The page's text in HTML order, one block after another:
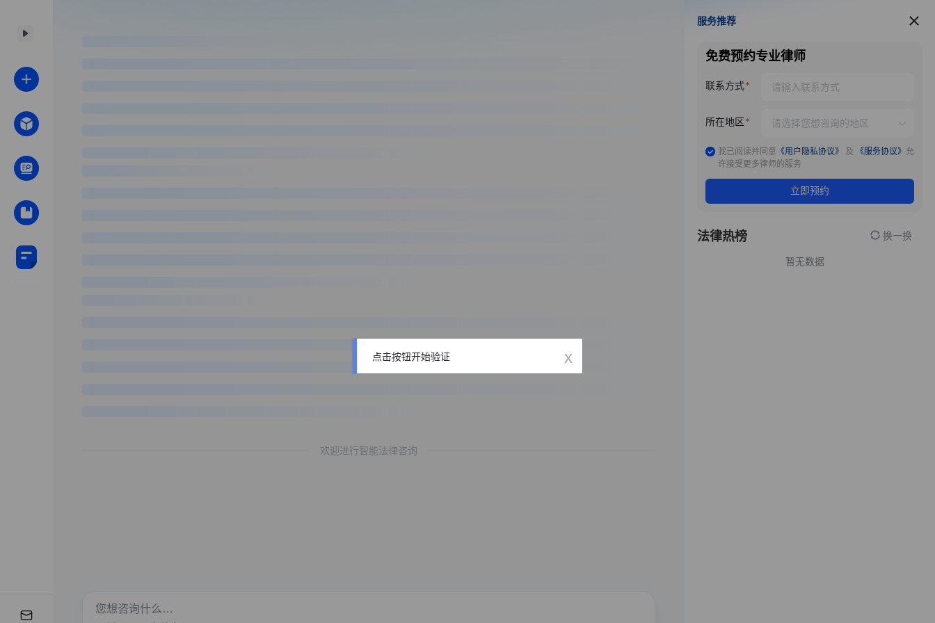
欢迎进行智能法律咨询
服务推荐
服务推荐
免费预约专业律师
联系方式
所在地区
我已阅读并同意 《用户隐私协议》 及 《服务协议》 允
许接受更多律师的服务
立即预约
法律热榜 换一换
暂无数据
点击按钮开始验证 x